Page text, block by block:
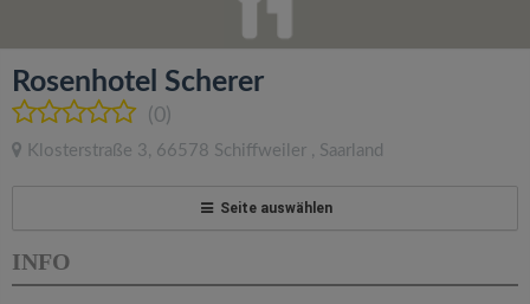
Rosenhotel Scherer
(0)
Klosterstraße 3, 66578 Schiffweiler , Saarland
Seite auswählen
INFO
l
e
a